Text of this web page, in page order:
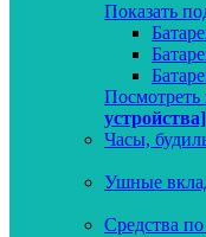
Показать
Посмотреть
устройства]
Часы,
Ушные
Средства